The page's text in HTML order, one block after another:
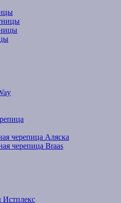
черепица Аляска
черепица Braas
Истплекс